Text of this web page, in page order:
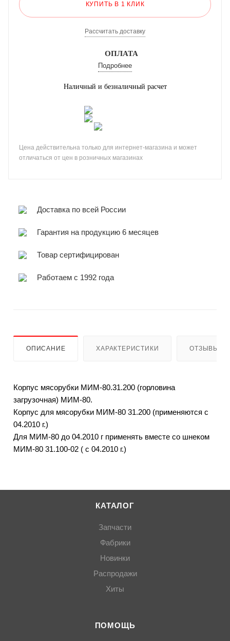
КУПИТЬ В 1 КЛИК
Рассчитать доставку
ОПЛАТА
Подробнее
Наличный и безналичный расчет
Цена действительна только для интернет-магазина и может
отличаться от цен в розничных магазинах
Доставка по всей России
Гарантия на продукцию 6 месяцев
Товар сертифицирован
Работаем с 1992 года
ОПИСАНИЕ ХАРАКТЕРИСТИКИ ОТЗЫВЫ
Корпус мясорубки МИМ-80.31.200 (горловина
загрузочная) МИМ-80.
Корпус для мясорубки МИМ-80 31.200 (применяются с
04.2010 г.)
Для МИМ-80 до 04.2010 г применять вместе со шнеком
МИМ-80 31.100-02 ( с 04.2010 г.)
КАТАЛОГ
Запчасти
Фабрики
Новинки
Распродажи
Хиты
ПОМОЩЬ